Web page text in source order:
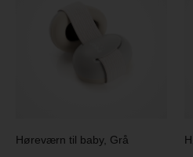
Høreværn til baby, Grå